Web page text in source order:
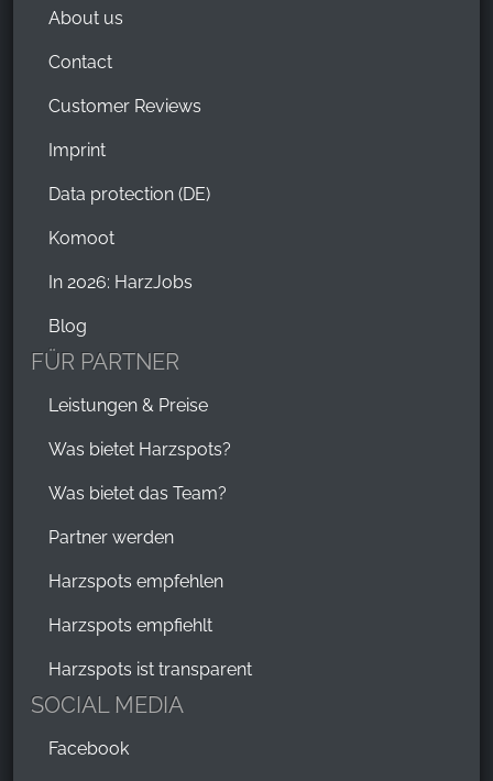
About us
Contact
Customer Reviews
Imprint
Data protection (DE)
Komoot
In 2026: HarzJobs
Blog
FÜR PARTNER
Leistungen & Preise
Was bietet Harzspots?
Was bietet das Team?
Partner werden
Harzspots empfehlen
Harzspots empfiehlt
Harzspots ist transparent
SOCIAL MEDIA
Facebook